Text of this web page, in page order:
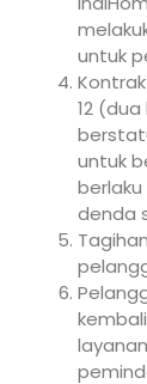
untuk
12
untuk
denda